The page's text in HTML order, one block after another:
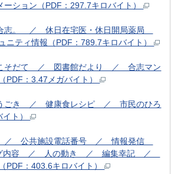
ション（PDF：297.7キロバイト）
志。 ／ 休日在宅医・休日開局薬局
ニティ情報（PDF：789.7キロバイト）
そだて ／ 図書館だより ／ 合志マン
PDF：3.47メガバイト）
ごき ／ 健康食レシピ ／ 市民のひろ
イト）
／ 公共施設電話番号 ／ 情報発信
グ内容 ／ 人の動き ／ 編集幸記 ／
PDF：403.6キロバイト）